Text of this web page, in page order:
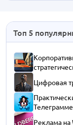
Топ 5
Цифровая
Телеграмме
Реклама